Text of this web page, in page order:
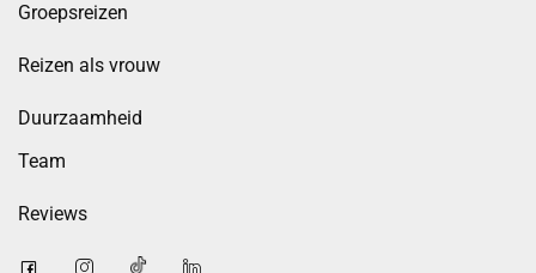
Groepsreizen
Reizen als vrouw
Duurzaamheid
Team
Reviews